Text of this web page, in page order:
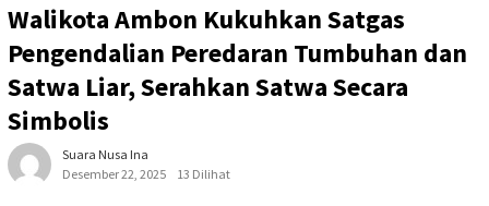
Walikota Ambon Kukuhkan Satgas
Pengendalian Peredaran Tumbuhan dan
Satwa Liar, Serahkan Satwa Secara
Simbolis
Suara Nusa Ina
Desember 22, 2025
13 Dilihat